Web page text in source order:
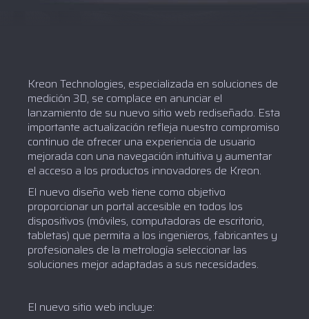
Kreon Technologies, especializada en soluciones de
medición 3D, se complace en anunciar el
lanzamiento de su nuevo sitio web rediseñado. Esta
importante actualización refleja nuestro compromiso
continuo de ofrecer una experiencia de usuario
mejorada con una navegación intuitiva y aumentar
el acceso a los productos innovadores de Kreon.
El nuevo diseño web tiene como objetivo
proporcionar un portal accesible en todos los
dispositivos (móviles, computadoras de escritorio,
tabletas) que permita a los ingenieros, fabricantes y
profesionales de la metrología seleccionar las
soluciones mejor adaptadas a sus necesidades.
El nuevo sitio web incluye: